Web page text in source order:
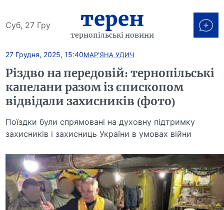
Суб, 27 Гру терен
тернопільські новини
27 Грудня, 2025, 15:40МАР'ЯНА УДИЧ
Різдво на передовій: тернопільські
капелани разом із єпископом
відвідали захисників (фото)
Поїздки були спрямовані на духовну підтримку
захисників і захисниць України в умовах війни